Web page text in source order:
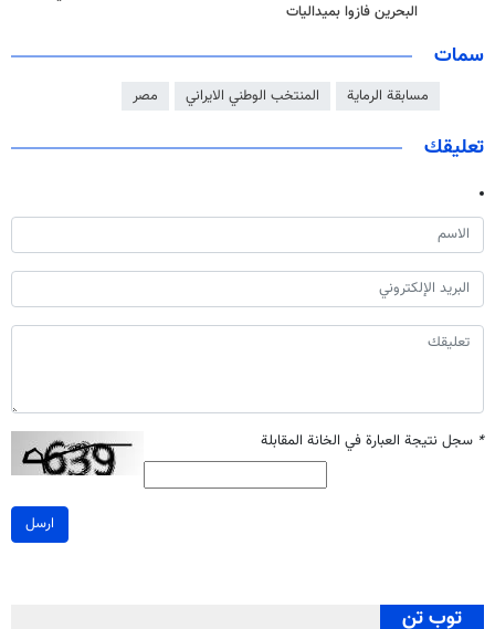
البحرين فازوا بميداليات
سمات
مسابقة الرماية المنتخب الوطني الايراني مصر
تعليقك
* سجل نتيجة العبارة في الخانة المقابلة
ارسل
توب تن